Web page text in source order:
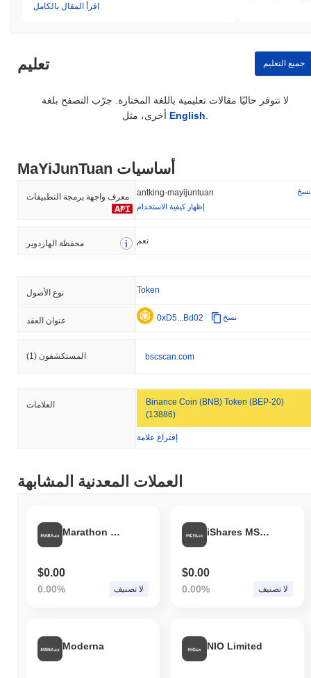
اقرأ المقال بالكامل
تعليم جميع التعليم
لا تتوفر حاليًا مقالات تعليمية باللغة المختارة. جرّب التصفح بلغة
English
MaYiJunTuan أساسيات
معرف واجهة برمجة التطبيقات antking-mayijuntuan
نسخ
إظهار كيفية الاستخدام
محفظة الهاردوير نعم
نوع الأصول Token
عنوان العقد 0xD5...Bd02 نسخ
المستكشفون (1) bscscan.com
العلامات
Binance Coin (BNB) Token (BEP-20)
(13886)
إقتراع علامة
العملات المعدنية المشابهة
Marathon Patent Group, Inc.
$0.00
0.00% لا تصنيف
iShares MSCI China ETF
$0.00
0.00% لا تصنيف
Moderna NIO Limited